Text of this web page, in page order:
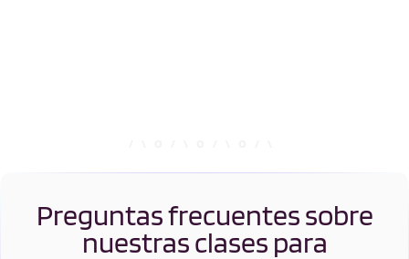
Preguntas frecuentes sobre
nuestras clases para